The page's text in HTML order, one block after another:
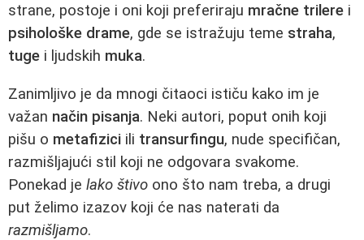
strane, postoje i oni koji preferiraju mračne trilere i
psihološke drame, gde se istražuju teme straha,
tuge i ljudskih muka.
Zanimljivo je da mnogi čitaoci ističu kako im je
važan način pisanja. Neki autori, poput onih koji
pišu o metafizici ili transurfingu, nude specifičan,
razmišljajući stil koji ne odgovara svakome.
Ponekad je lako štivo ono što nam treba, a drugi
put želimo izazov koji će nas naterati da
razmišljamo.